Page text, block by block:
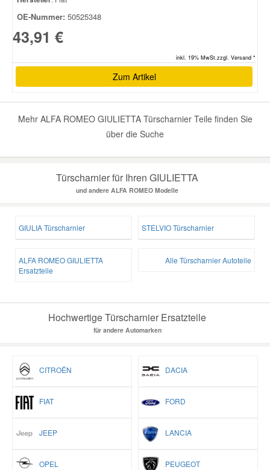
OE-Nummer: 50525348
43,91 €
inkl. 19% MwSt.zzgl. Versand *
Zum Artikel
Mehr ALFA ROMEO GIULIETTA Türscharnier Teile finden Sie
über die Suche
Türscharnier für Ihren GIULIETTA
und andere ALFA ROMEO Modelle
GIULIA Türscharnier STELVIO Türscharnier
ALFA ROMEO GIULIETTA
Ersatzteile
Alle Türscharnier Autoteile
Hochwertige Türscharnier Ersatzteile
für andere Automarken
CITROËN DACIA
FIAT FORD
JEEP LANCIA
OPEL PEUGEOT
Smart Ersatzteile
Suzuki Ersatzteile
Toyota Ersatzteile
Vauxhall Ersatzteile